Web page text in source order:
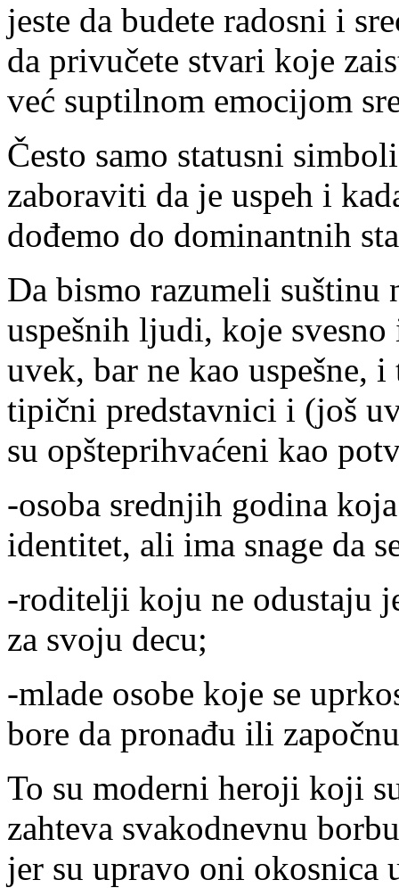
jeste da budete radosni i
da privučete stvari koje
već suptilnom emocijom
Često samo statusni
zaboraviti da je uspeh i
dođemo do dominantnih
Da bismo razumeli suštinu
uspešnih ljudi, koje
uvek, bar ne kao uspešne,
tipični predstavnici i (još
su opšteprihvaćeni kao
-osoba srednjih godina
identitet, ali ima snage da
-roditelji koju ne odustaju
za svoju decu;
-mlade osobe koje se
bore da pronađu ili
To su moderni heroji koji
zahteva svakodnevnu
jer su upravo oni okosnica